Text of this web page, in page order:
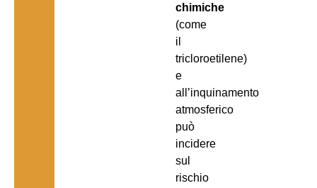
chimiche
(come
il
tricloroetilene)
e
all’inquinamento
atmosferico
può
incidere
sul
rischio